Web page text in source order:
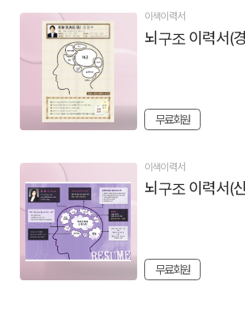
이색이력서
뇌구조 이력서(
무료회원
이색이력서
뇌구조 이력서(
무료회원